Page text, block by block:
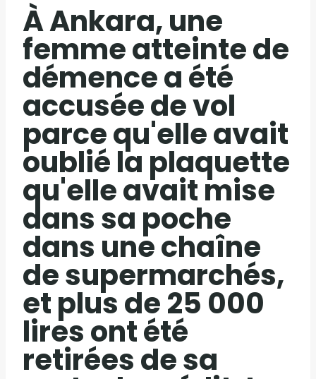
À Ankara, une
femme atteinte de
démence a été
accusée de vol
parce qu'elle avait
oublié la plaquette
qu'elle avait mise
dans sa poche
dans une chaîne
de supermarchés,
et plus de 25 000
lires ont été
retirées de sa